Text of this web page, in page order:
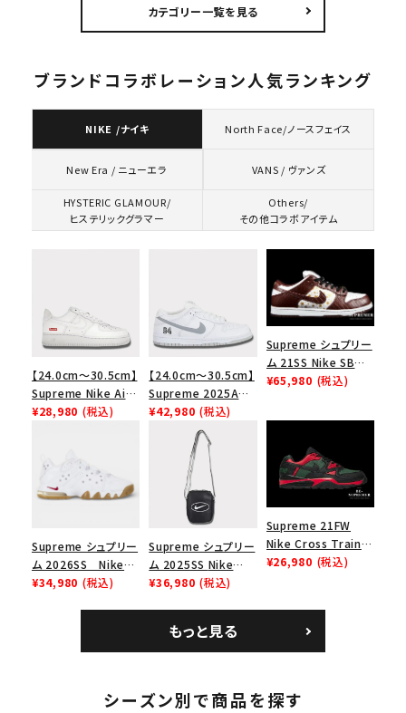
レッド
カテゴリー一覧を見る
ブランドコラボレーション人気ランキング
NIKE /ナイキ North Face/ノースフェイス
New Era / ニューエラ VANS / ヴァンズ
HYSTERIC GLAMOUR/
ヒステリックグラマー
Others/
その他コラボアイテム
【24.0cm～30.5cm】
Supreme Nike Air
Force 1 Low シュプ
ューズ ホワイト
¥28,980 (税込)
【24.0cm～30.5cm】
Supreme 2025AW
Nike SB Dunk Low
ナイキ SB ダンク ロ
ー スニーカー ホワイ
¥42,980 (税込)
Supreme シュプリー
ム 21SS Nike SB
Dunk Low ナイキSB
¥65,980 (税込)
Supreme シュプリー
ム 2026SS Nike
SB Air Max 2 CB 94
¥34,980 (税込)
Supreme シュプリー
ム 2025SS Nike
Leather Shoulder
ク 黒
¥36,980 (税込)
Supreme 21FW
Nike Cross Trainer
Low ナイキクロスト
¥26,980 (税込)
もっと見る
シーズン別で商品を探す